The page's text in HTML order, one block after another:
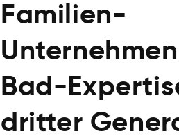
Familien-
Bad-
dritter